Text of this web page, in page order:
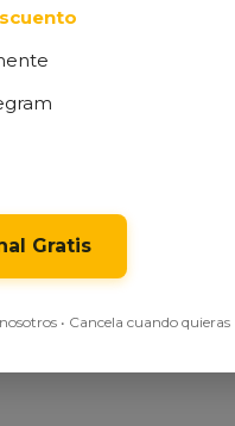
y los aspectos a
D.
y poco robusto.
más grande,
Gratis
• Cancela cuando quieras